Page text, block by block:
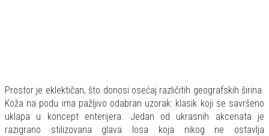
Prostor je eklektičan, što donosi osećaj različitih geografskih širina.
Koža na podu ima pažljivo odabran uzorak: klasik koji se savršeno
uklapa u koncept enterijera. Jedan od ukrasnih akcenata je
razigrano stilizovana glava losa koja nikog ne ostavlja